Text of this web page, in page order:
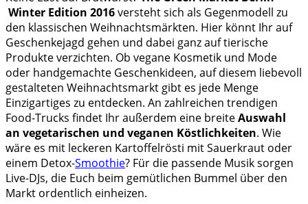
Winter Edition 2016versteht sich als Gegenmodell zu
den klassischen Weihnachtsmärkten. Hier könnt Ihr auf
Geschenkejagd gehen und dabei ganz auf tierische
Produkte verzichten. Ob vegane Kosmetik und Mode
oder handgemachte Geschenkideen, auf diesem liebevoll
gestalteten Weihnachtsmarkt gibt es jede Menge
Einzigartiges zu entdecken. An zahlreichen trendigen
Food-Trucks findet Ihr außerdem eine breiteAuswahl
an vegetarischen und veganen Köstlichkeiten. Wie
wäre es mit leckeren Kartoffelrösti mit Sauerkraut oder
einem Detox-Smoothie? Für die passende Musik sorgen
Live-DJs, die Euch beim gemütlichen Bummel über den
Markt ordentlich einheizen.